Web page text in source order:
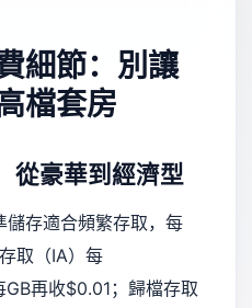
細節：別讓
檔套房
從豪華到經濟型
儲存適合頻繁存取，每
取（IA）每
再收$0.01；歸檔存取